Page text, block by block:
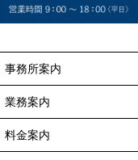
事務所案内
業務案内
料金案内